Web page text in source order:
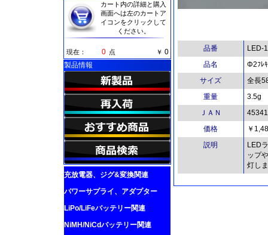
カート内の詳細と購入
画面へは左のカートア
イコンをクリックして
ください。
現在： 0 点 ￥ 0
製品情報
充放電器、ジグ&変換関連
パワーサプライ、アダプター
LiPo/LiFeバッテリー関連
NiMH/NiCdバッテリー関連
品番
LED-
品名
Φ2ﾌﾚ
サイズ
全長
重量
3.5g
ＪＡＮ
価格
￥
説明
LED
ップ
灯し